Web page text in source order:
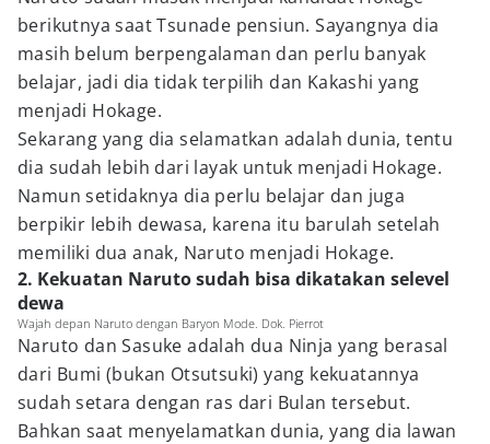
berikutnya saat Tsunade pensiun. Sayangnya dia
masih belum berpengalaman dan perlu banyak
belajar, jadi dia tidak terpilih dan Kakashi yang
menjadi Hokage.
Sekarang yang dia selamatkan adalah dunia, tentu
dia sudah lebih dari layak untuk menjadi Hokage.
Namun setidaknya dia perlu belajar dan juga
berpikir lebih dewasa, karena itu barulah setelah
memiliki dua anak, Naruto menjadi Hokage.
2. Kekuatan Naruto sudah bisa dikatakan selevel
dewa
Wajah depan Naruto dengan Baryon Mode. Dok. Pierrot
Naruto dan Sasuke adalah dua Ninja yang berasal
dari Bumi (bukan Otsutsuki) yang kekuatannya
sudah setara dengan ras dari Bulan tersebut.
Bahkan saat menyelamatkan dunia, yang dia lawan